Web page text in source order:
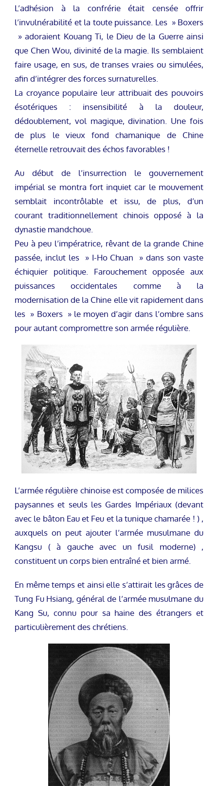
L’adhésion à la confrérie était censée offrir
l’invulnérabilité et la toute puissance. Les » Boxers
» adoraient Kouang Ti, le Dieu de la Guerre ainsi
que Chen Wou, divinité de la magie. Ils semblaient
faire usage, en sus, de transes vraies ou simulées,
afin d’intégrer des forces surnaturelles.
La croyance populaire leur attribuait des pouvoirs
ésotériques : insensibilité à la douleur,
dédoublement, vol magique, divination. Une fois
de plus le vieux fond chamanique de Chine
éternelle retrouvait des échos favorables !
Au début de l’insurrection le gouvernement
impérial se montra fort inquiet car le mouvement
semblait incontrôlable et issu, de plus, d’un
courant traditionnellement chinois opposé à la
dynastie mandchoue.
Peu à peu l’impératrice, rêvant de la grande Chine
passée, inclut les » I-Ho Chuan » dans son vaste
échiquier politique. Farouchement opposée aux
puissances occidentales comme à la
modernisation de la Chine elle vit rapidement dans
les » Boxers » le moyen d’agir dans l’ombre sans
pour autant compromettre son armée régulière.
L’armée régulière chinoise est composée de milices
paysannes et seuls les Gardes Impériaux (devant
avec le bâton Eau et Feu et la tunique chamarée ! ) ,
auxquels on peut ajouter l’armée musulmane du
Kangsu ( à gauche avec un fusil moderne) ,
constituent un corps bien entraîné et bien armé.
En même temps et ainsi elle s’attirait les grâces de
Tung Fu Hsiang, général de l’armée musulmane du
Kang Su, connu pour sa haine des étrangers et
particulièrement des chrétiens.